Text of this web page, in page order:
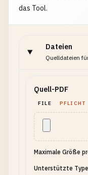
das Tool.
Dateien
Quelldateien
Quell-PDF
FILE PFLICHT
Maximale Größe
Unterstützte